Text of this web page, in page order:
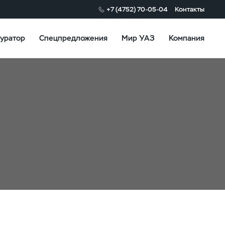
+7 (4752) 70-05-04 Контакты
Спецпредложения Мир УАЗ Компания